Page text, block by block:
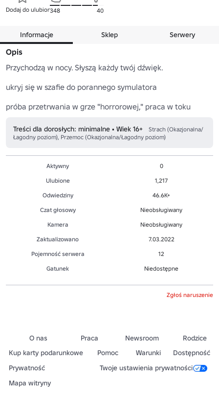
Dodaj do ulubionych
348 40
Informacje Sklep Serwery
Opis
Przychodzą w nocy. Słyszą każdy twój dźwięk.
ukryj się w szafie do porannego symulatora
Treści dla dorosłych: minimalne • Wiek 16+
Strach (Okazjonalna/
Łagodny poziom), Przemoc (Okazjonalna/Łagodny poziom)
Aktywny
0
Ulubione
1,217
Odwiedziny
46.6K+
Czat głosowy
Nieobsługiwany
Kamera
Nieobsługiwany
Zaktualizowano
7.03.2022
Pojemność serwera
12
Gatunek
Niedostępne
Zgłoś naruszenie
O nas Praca Newsroom
Rodzice
Kup karty podarunkowe
Pomoc Warunki
Dostępność
Prywatność
Twoje ustawienia prywatności
Mapa witryny